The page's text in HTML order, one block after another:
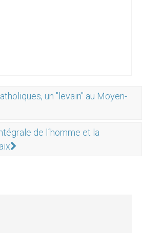
un "levain" au Moyen-
de l´homme et la